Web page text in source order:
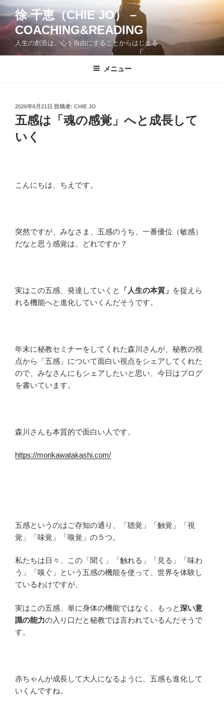
コ
ン
テ
ツ
徐 千恵（CHIE JO） –
COACHING&READING
人生の創造は、心を自由にすることからはじまる
メニュー
投
稿
日:
2026年6月21日 投稿者: CHIE JO
五感は「魂の感覚」へと成長して
いく
こんにちは、ちえです。
突然ですが、みなさま、五感のうち、一番優位（敏感）
だなと思う感覚は、どれですか？
実はこの五感、発達していくと 「人生の本質」 を捉えら
れる機能へと進化していくんだそうです。
年末に秘教セミナーをしてくれた森川さんが、秘教の視
点から「五感」について面白い視点をシェアしてくれた
ので、みなさんにもシェアしたいと思い、今日はブログ
を書いています。
森川さんも本質的で面白い人です。
https://morikawatakashi.com/
五感というのはご存知の通り、「聴覚」「触覚」「視
覚」「味覚」「嗅覚」の５つ。
私たちは日々、この「聞く」「触れる」「見る」「味わ
う」「嗅ぐ」という五感の機能を使って、世界を体験し
ているわけですが、
実はこの五感、単に身体の機能ではなく、もっと深い意
識の能力の入り口だと秘教では言われているんだそうで
す。
赤ちゃんが成長して大人になるように、五感も進化して
いくんですね。